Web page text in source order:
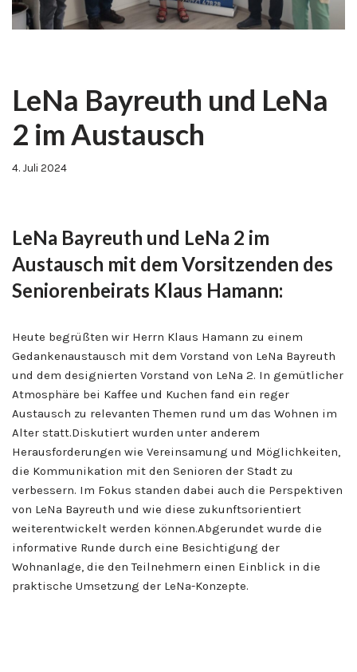
LeNa Bayreuth und LeNa
2 im Austausch
4. Juli 2024
LeNa Bayreuth und LeNa 2 im
Austausch mit dem Vorsitzenden des
Seniorenbeirats Klaus Hamann:
Heute begrüßten wir Herrn Klaus Hamann zu einem
Gedankenaustausch mit dem Vorstand von LeNa Bayreuth
und dem designierten Vorstand von LeNa 2. In gemütlicher
Atmosphäre bei Kaffee und Kuchen fand ein reger
Austausch zu relevanten Themen rund um das Wohnen im
Alter statt.Diskutiert wurden unter anderem
Herausforderungen wie Vereinsamung und Möglichkeiten,
die Kommunikation mit den Senioren der Stadt zu
verbessern. Im Fokus standen dabei auch die Perspektiven
von LeNa Bayreuth und wie diese zukunftsorientiert
weiterentwickelt werden können.Abgerundet wurde die
informative Runde durch eine Besichtigung der
Wohnanlage, die den Teilnehmern einen Einblick in die
praktische Umsetzung der LeNa-Konzepte.